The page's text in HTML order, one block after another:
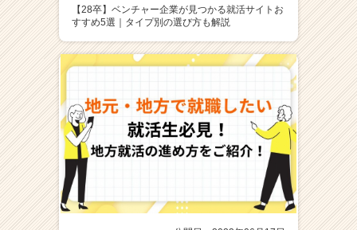
【28卒】ベンチャー企業が見つかる就活サイトお
すすめ5選｜タイプ別の選び方も解説